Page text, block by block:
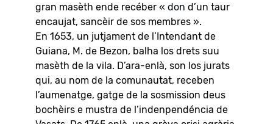
gran masèth ende recéber « don d’un taur
encaujat, sancèir de sos membres ».
En 1653, un jutjament de l’Intendant de
Guiana, M. de Bezon, balha los drets suu
masèth de la vila. D’ara-enlà, son los jurats
qui, au nom de la comunautat, receben
l’aumenatge, gatge de la sosmission deus
bochèirs e mustra de l’indenpendéncia de